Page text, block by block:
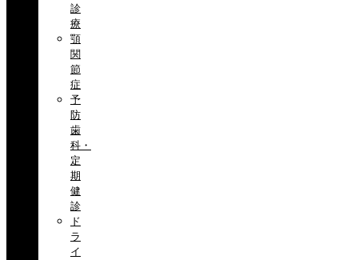
診
療
顎
関
節
症
予
防
歯
科・
定
期
健
診
ド
ラ
イ